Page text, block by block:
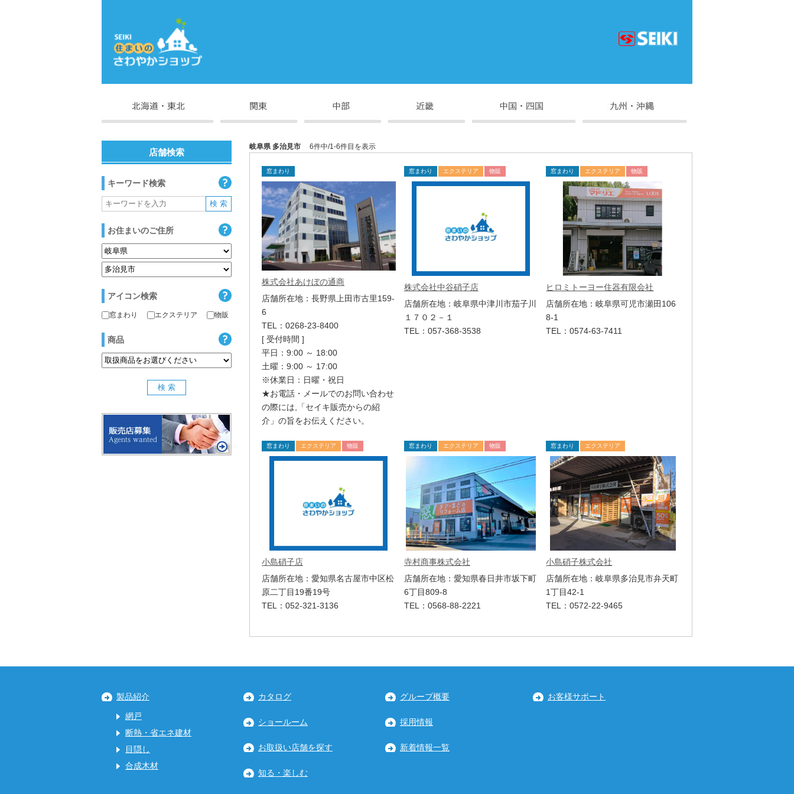
岐阜県 多治見市 6件中/1-6件目を表示
窓まわり
株式会社あけぼの通商
店舗所在地：長野県上田市古里159-
6
TEL：0268-23-8400
[ 受付時間 ]
平日：9:00 ～ 18:00
土曜：9:00 ～ 17:00
※休業日：日曜・祝日
★お電話・メールでのお問い合わせ
の際には,「セイキ販売からの紹
介」の旨をお伝えください。
窓まわり エクステリア 物販
株式会社中谷硝子店
店舗所在地：岐阜県中津川市茄子川
１７０２－１
TEL：057-368-3538
窓まわり エクステリア 物販
ヒロミトーヨー住器有限会社
店舗所在地：岐阜県可児市瀬田106
8-1
TEL：0574-63-7411
窓まわり エクステリア 物販
小島硝子店
店舗所在地：愛知県名古屋市中区松
原二丁目19番19号
TEL：052-321-3136
窓まわり エクステリア 物販
寺村商事株式会社
店舗所在地：愛知県春日井市坂下町
6丁目809-8
TEL：0568-88-2221
窓まわり エクステリア
小島硝子株式会社
店舗所在地：岐阜県多治見市弁天町
1丁目42-1
TEL：0572-22-9465
店舗検索
キーワード検索
お住まいのご住所
アイコン検索
窓まわり エクステリア 物販
商品
製品紹介
網戸
断熱・省エネ建材
目隠し
合成木材
カタログ
ショールーム
お取扱い店舗を探す
知る・楽しむ
グループ概要
採用情報
新着情報一覧
お客様サポート